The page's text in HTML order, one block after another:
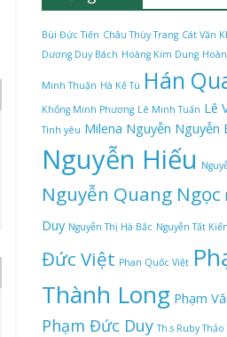
Bùi Đức Tiến Châu Thùy Trang Cát Văn
Dương Duy Bách Hoàng Kim Dung
Minh Thuận Hà Kế Tú Hán
Khổng Minh Phương Lê Minh Tuấn Lê
Tình yêu Milena Nguyễn Nguyễn
Nguyễn Hiếu
Nguyễn Quang Ngọc
Duy Nguyễn Thị Hà Bắc Nguyễn Tất
Đức Việt Phan Quốc Việt
Thành Long Phạm
Phạm Đức Duy Th.s Ruby Thảo